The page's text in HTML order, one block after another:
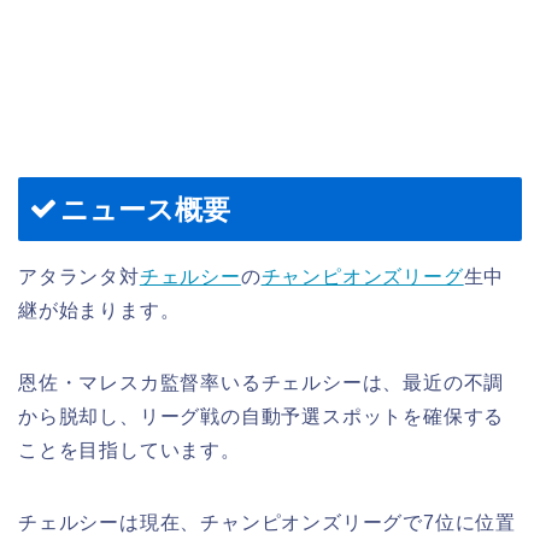
ニュース概要
アタランタ対チェルシーのチャンピオンズリーグ生中
継が始まります。
恩佐・マレスカ監督率いるチェルシーは、最近の不調
から脱却し、リーグ戦の自動予選スポットを確保する
ことを目指しています。
チェルシーは現在、チャンピオンズリーグで7位に位置